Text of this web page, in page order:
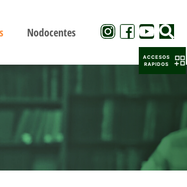
Nodocentes
ACCESOS
RAPIDOS